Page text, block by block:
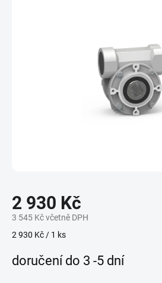
2 930 Kč
3 545 Kč včetně DPH
Měrná
2 930 Kč / 1 ks
doručení do 3 -5 dní